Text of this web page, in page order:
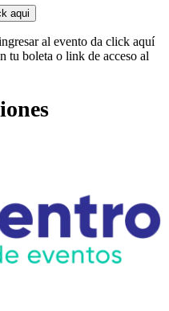
aqui
al evento da click aquí
tu boleta o link de acceso al